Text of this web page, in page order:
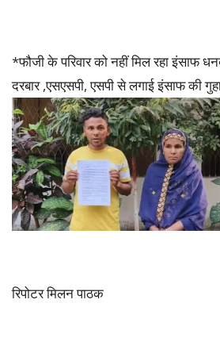
*फौजी के परिवार को नहीं मिल रहा इंसाफ
दरबार ,एसएसपी, एसपी से लगाई इंसाफ की
रिपोटर मिलन पाठक